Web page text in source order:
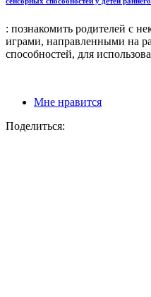
: познакомить родителей с
играми, направленными на
способностей, для
Мне нравится
Поделиться: